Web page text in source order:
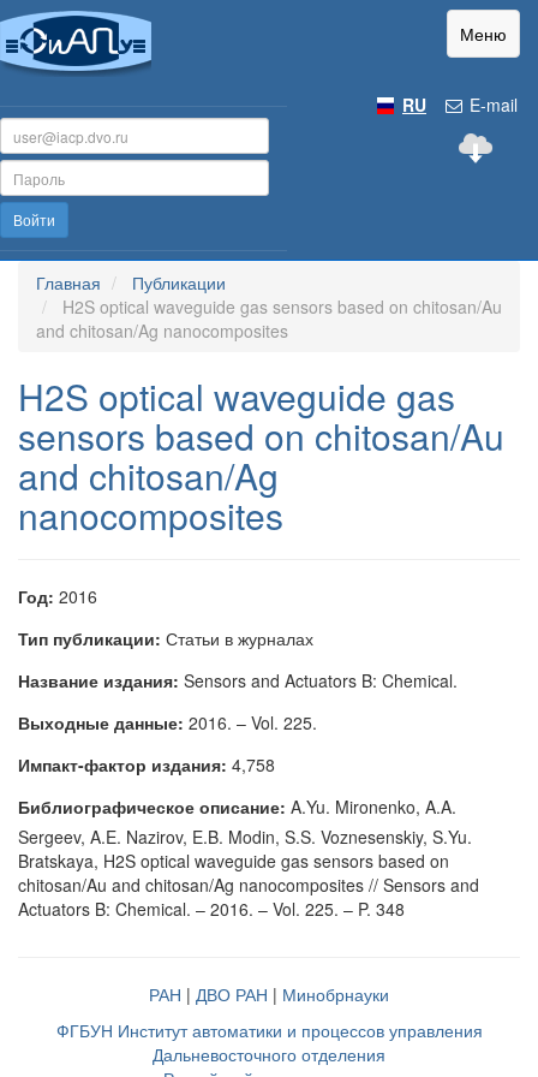
Меню
E-mail
RU
Войти
Главная
Публикации
H2S optical waveguide gas sensors based on chitosan/Au
and chitosan/Ag nanocomposites
H2S optical waveguide gas
sensors based on chitosan/Au
and chitosan/Ag
nanocomposites
Год: 2016
Тип публикации: Статьи в журналах
Название издания: Sensors and Actuators B: Chemical.
Выходные данные: 2016. – Vol. 225.
Импакт-фактор издания: 4,758
Библиографическое описание: A.Yu. Mironenko, A.A.
Sergeev, A.E. Nazirov, E.B. Modin, S.S. Voznesenskiy, S.Yu.
Bratskaya, H2S optical waveguide gas sensors based on
chitosan/Au and chitosan/Ag nanocomposites // Sensors and
Actuators B: Chemical. – 2016. – Vol. 225. – P. 348
РАН | ДВО РАН | Минобрнауки
ФГБУН Институт автоматики и процессов управления
Дальневосточного отделения